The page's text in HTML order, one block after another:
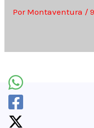
Por Montaventura /